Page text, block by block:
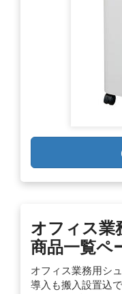
オフィス業
商品一覧ペ
オフィス業務用シ
導入も搬入設置込